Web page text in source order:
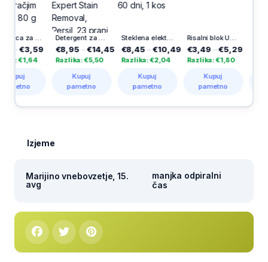
Detergent za pranje perila Disc Expert Stain Removal, Persil, 23 pranj
€8,95 –€14,45
Razlika: €5,50
pametno
Steklena elektronska sveča Herkul 60 dni, 1 kos
€8,45 –€10,49
Razlika: €2,04
pametno
Risalni blok Ucl, A3, Uefa, 10 listni
€3,49 –€5,29
Razlika: €1,80
pametno
€8,04
Razlika:
Izjeme
Marijino vnebovzetje, 15.
avg
manjka odpiralni
čas